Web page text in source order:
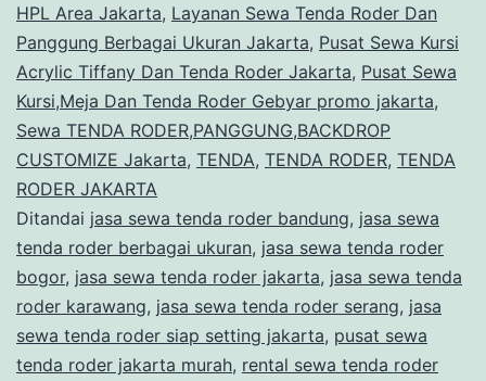
HPL Area Jakarta, Layanan Sewa Tenda Roder Dan
Panggung Berbagai Ukuran Jakarta, Pusat Sewa Kursi
Acrylic Tiffany Dan Tenda Roder Jakarta, Pusat Sewa
Kursi,Meja Dan Tenda Roder Gebyar promo jakarta,
Sewa TENDA RODER,PANGGUNG,BACKDROP
CUSTOMIZE Jakarta, TENDA, TENDA RODER, TENDA
RODER JAKARTA
Ditandai jasa sewa tenda roder bandung, jasa sewa
tenda roder berbagai ukuran, jasa sewa tenda roder
bogor, jasa sewa tenda roder jakarta, jasa sewa tenda
roder karawang, jasa sewa tenda roder serang, jasa
sewa tenda roder siap setting jakarta, pusat sewa
tenda roder jakarta murah, rental sewa tenda roder